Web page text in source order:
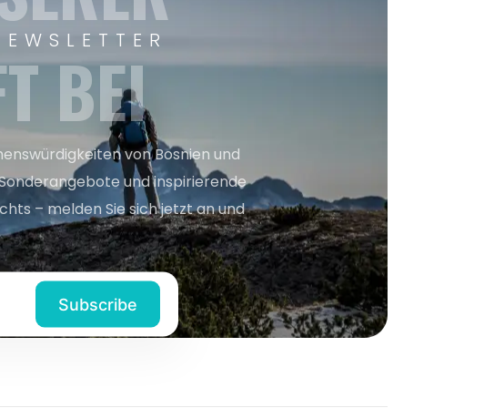
BEI
von Bosnien und
und inspirierende
– melden Sie sich jetzt an und